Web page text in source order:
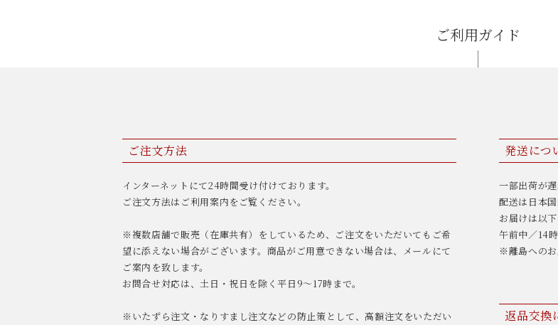
ご利用ガイド
ご注文方法
インターネットにて24時間受け付けております。
ご注文方法はご利用案内をご覧ください。
※複数店舗で販売（在庫共有）をしているため、ご注文をいただいてもご希
望に添えない場合がございます。商品がご用意できない場合は、メールにて
ご案内を致します。
お問合せ対応は、土日・祝日を除く平日9〜17時まで。
※いたずら注文・なりすまし注文などの防止策として、高額注文をいただい
発送につ
一部出荷が
配送は日本
お届けは以
午前中／14
※離島へのお
返品交換